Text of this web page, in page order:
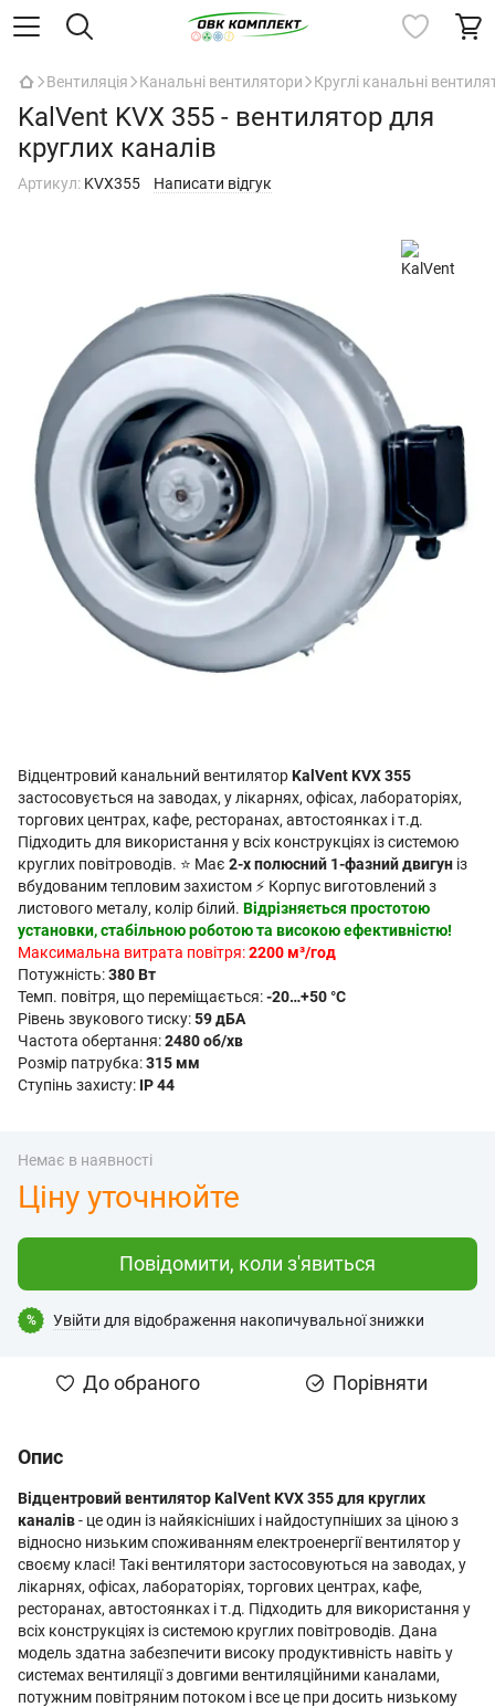
Вентиляція Канальні вентилятори Круглі канальні
KalVent KVX 355 - вентилятор для
круглих каналів
Артикул: KVX355 Написати відгук
Відцентровий канальний вентиляторKalVent KVX 355
застосовується на заводах, у лікарнях, офісах, лабораторіях,
торгових центрах, кафе, ресторанах, автостоянках і т.д.
Підходить для використання у всіх конструкціях із системою
круглих повітроводів. ⭐ Має 2-х полюсний 1-фазний двигун із
вбудованим тепловим захистом ⚡ Корпус виготовлений з
листового металу, колір білий. Відрізняється простотою
установки, стабільною роботою та високою ефективністю!
Максимальна витрата повітря:2200 м³/год
Потужність:380 Вт
Темп. повітря, що переміщається:-20…+50 °C
Рівень звукового тиску:59 дБA
Частота обертання:2480 об/хв
Розмір патрубка:315 мм
Ступінь захисту: IP 44
Немає в наявності
Ціну уточнюйте
Повідомити, коли з'явиться
% Увійти для відображення накопичувальної знижки
До обраного Порівняти
Опис
Відцентровий вентилятор KalVent KVX 355 для круглих
каналів- це один із найякісніших і найдоступніших за ціною з
відносно низьким споживанням електроенергії вентилятор у
своєму класі! Такі вентилятори застосовуються на заводах, у
лікарнях, офісах, лабораторіях, торгових центрах, кафе,
ресторанах, автостоянках і т.д. Підходить для використання у
всіх конструкціях із системою круглих повітроводів. Дана
модель здатна забезпечити високу продуктивність навіть у
системах вентиляції з довгими вентиляційними каналами,
потужним повітряним потоком і все це при досить низькому